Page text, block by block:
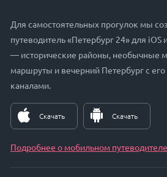
Для самостоятельных прогулок мы
путеводитель «Петербург 24» для
— исторические районы, необычные
маршруты и вечерний Петербург с
каналами.
Скачать Скачать
Подробнее о мобильном путеводителе